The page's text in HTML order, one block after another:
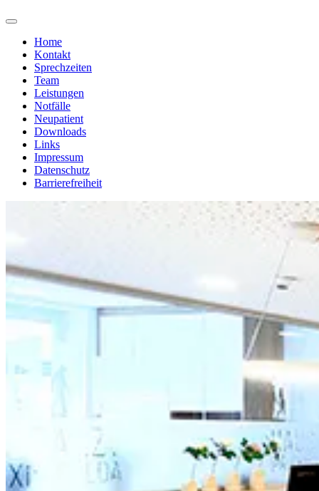
Home
Kontakt
Sprechzeiten
Team
Leistungen
Notfälle
Neupatient
Downloads
Links
Impressum
Datenschutz
Barrierefreiheit